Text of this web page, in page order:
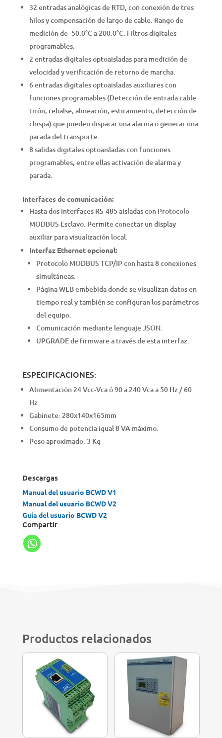
32 entradas analógicas de RTD, con conexión de tres
hilos y compensación de largo de cable. Rango de
medición de -50.0°C a 200.0°C. Filtros digitales
programables.
2 entradas digitales optoaisladas para medición de
velocidad y verificación de retorno de marcha.
6 entradas digitales optoaisladas auxiliares con
funciones programables (Detección de entrada cable
tirón, rebalse, alineación, estiramiento, detección de
chispa) que pueden disparar una alarma o generar una
parada del transporte.
8 salidas digitales optoaisladas con funciones
programables, entre ellas activación de alarma y
parada.
Interfaces de comunicación:
Hasta dos Interfaces RS-485 aisladas con Protocolo
MODBUS Esclavo. Permite conectar un display
auxiliar para visualización local.
Interfaz Ethernet opcional:
Protocolo MODBUS TCP/IP con hasta 8 conexiones
simultáneas.
Página WEB embebida donde se visualizan datos en
tiempo real y también se configuran los parámetros
del equipo.
Comunicación mediante lenguaje JSON.
UPGRADE de firmware a través de esta interfaz.
ESPECIFICACIONES:
Alimentación 24 Vcc-Vca ó 90 a 240 Vca a 50 Hz / 60
Hz
Gabinete: 280x140x165mm
Consumo de potencia igual 8 VA máximo.
Peso aproximado: 3 Kg
Descargas
Manual del usuario BCWD V1
Manual del usuario BCWD V2
Guía del usuario BCWD V2
Compartir
Productos relacionados